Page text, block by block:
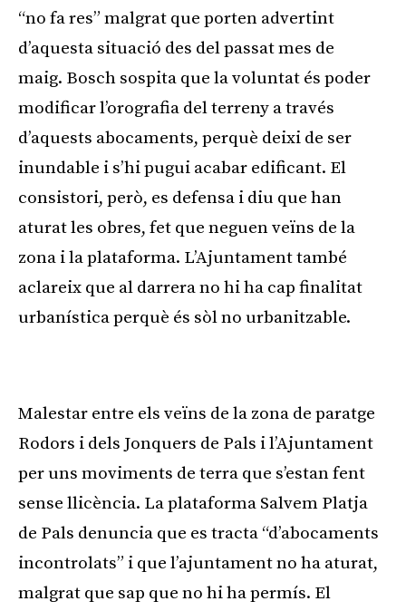
“no fa res” malgrat que porten advertint
d’aquesta situació des del passat mes de
maig. Bosch sospita que la voluntat és poder
modificar l’orografia del terreny a través
d’aquests abocaments, perquè deixi de ser
inundable i s’hi pugui acabar edificant. El
consistori, però, es defensa i diu que han
aturat les obres, fet que neguen veïns de la
zona i la plataforma. L’Ajuntament també
aclareix que al darrera no hi ha cap finalitat
urbanística perquè és sòl no urbanitzable.
Malestar entre els veïns de la zona de paratge
Rodors i dels Jonquers de Pals i l’Ajuntament
per uns moviments de terra que s’estan fent
sense llicència. La plataforma Salvem Platja
de Pals denuncia que es tracta “d’abocaments
incontrolats” i que l’ajuntament no ha aturat,
malgrat que sap que no hi ha permís. El